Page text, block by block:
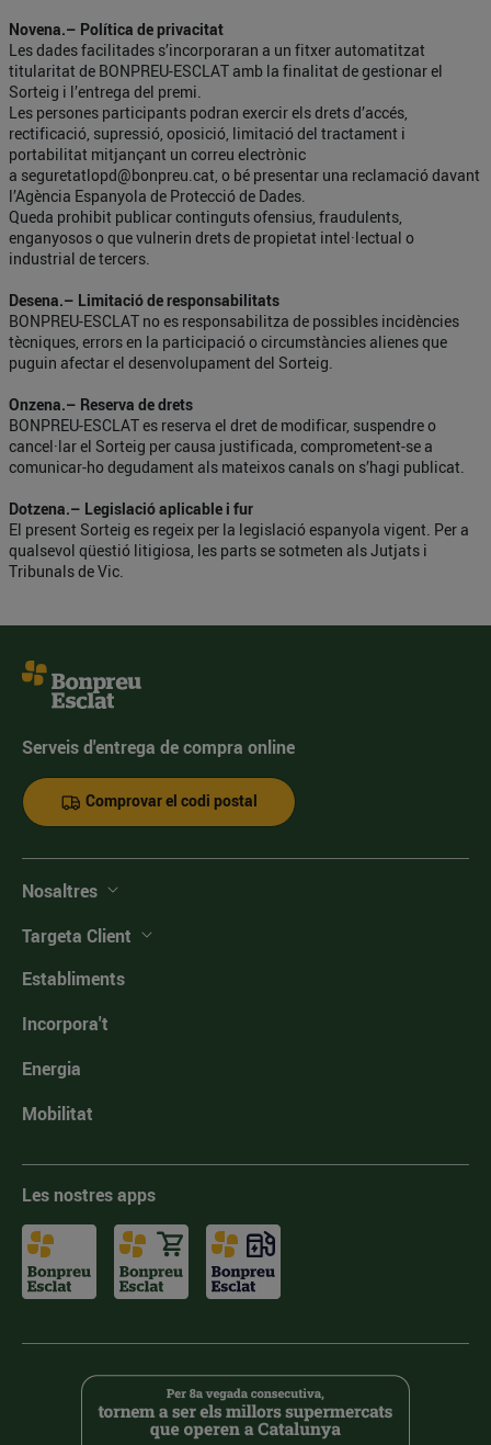
Novena.– Política de privacitat
Les dades facilitades s’incorporaran a un fitxer automatitzat
titularitat de BONPREU-ESCLAT amb la finalitat de gestionar el
Sorteig i l’entrega del premi.
Les persones participants podran exercir els drets d’accés,
rectificació, supressió, oposició, limitació del tractament i
portabilitat mitjançant un correu electrònic
a seguretatlopd@bonpreu.cat, o bé presentar una reclamació davant
l’Agència Espanyola de Protecció de Dades.
Queda prohibit publicar continguts ofensius, fraudulents,
enganyosos o que vulnerin drets de propietat intel·lectual o
industrial de tercers.
Desena.– Limitació de responsabilitats
BONPREU-ESCLAT no es responsabilitza de possibles incidències
tècniques, errors en la participació o circumstàncies alienes que
puguin afectar el desenvolupament del Sorteig.
Onzena.– Reserva de drets
BONPREU-ESCLAT es reserva el dret de modificar, suspendre o
cancel·lar el Sorteig per causa justificada, comprometent-se a
comunicar-ho degudament als mateixos canals on s’hagi publicat.
Dotzena.– Legislació aplicable i fur
El present Sorteig es regeix per la legislació espanyola vigent. Per a
qualsevol qüestió litigiosa, les parts se sotmeten als Jutjats i
Tribunals de Vic.
Serveis d'entrega de compra online
Comprovar el codi postal
Nosaltres
Targeta Client
Establiments
Incorpora't
Energia
Mobilitat
Les nostres apps